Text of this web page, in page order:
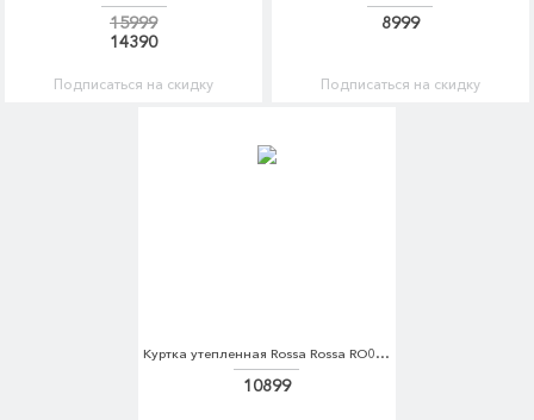
15999
14390
Подписаться на скидку
8999
Подписаться на скидку
Куртка утепленная Rossa Rossa RO045EWDKBX3
10899